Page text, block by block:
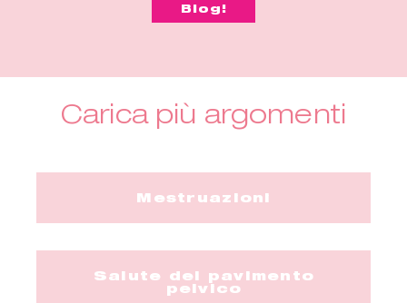
Blog!
Carica più argomenti
Mestruazioni
Salute del pavimento
pelvico